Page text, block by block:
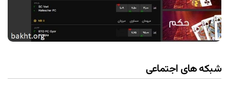
شبکه های اجتماعی